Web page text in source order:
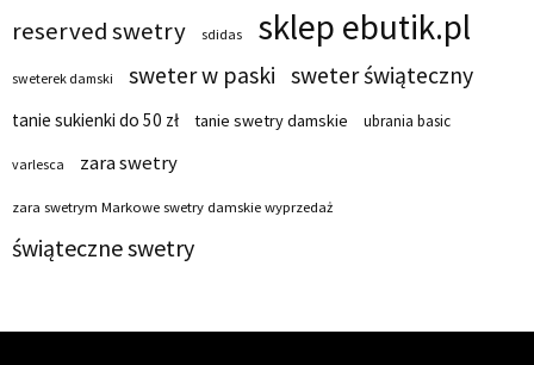
reserved swetry sdidas sklep ebutik.pl
sweterek damski sweter w paski sweter świąteczny
tanie sukienki do 50 zł tanie swetry damskie ubrania basic
varlesca zara swetry
zara swetrym Markowe swetry damskie wyprzedaż
świąteczne swetry